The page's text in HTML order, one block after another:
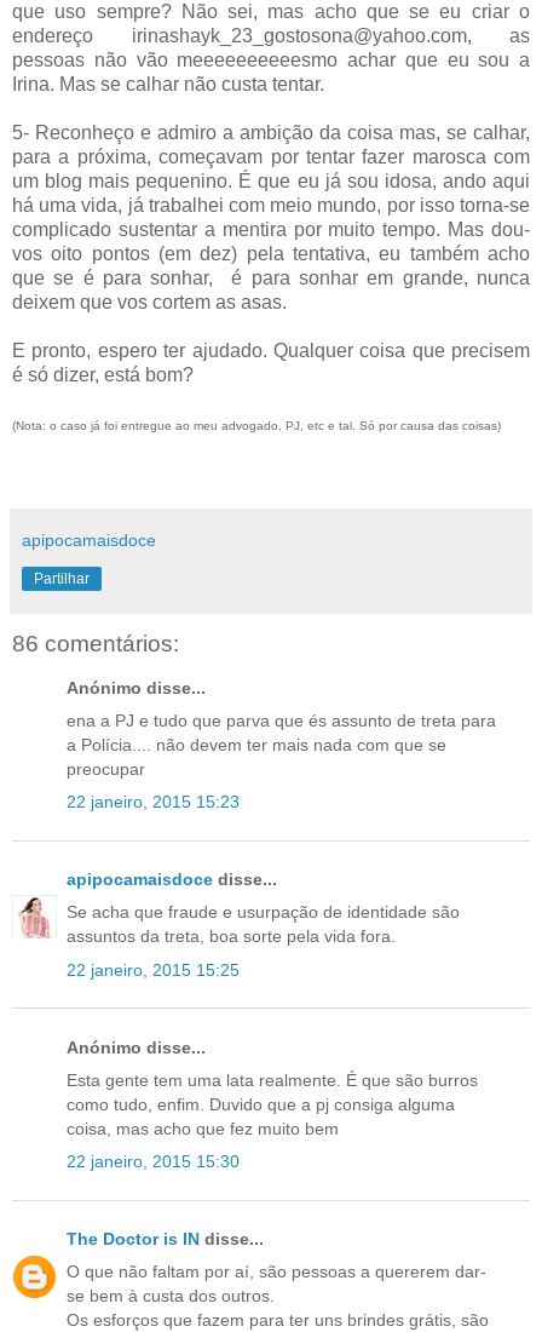
que uso sempre? Não sei, mas acho que se eu criar o
endereço irinashayk_23_gostosona@yahoo.com, as
pessoas não vão meeeeeeeeeesmo achar que eu sou a
Irina. Mas se calhar não custa tentar.
5- Reconheço e admiro a ambição da coisa mas, se calhar,
para a próxima, começavam por tentar fazer marosca com
um blog mais pequenino. É que eu já sou idosa, ando aqui
há uma vida, já trabalhei com meio mundo, por isso torna-se
complicado sustentar a mentira por muito tempo. Mas dou-
vos oito pontos (em dez) pela tentativa, eu também acho
que se é para sonhar, é para sonhar em grande, nunca
deixem que vos cortem as asas.
E pronto, espero ter ajudado. Qualquer coisa que precisem
é só dizer, está bom?
(Nota: o caso já foi entregue ao meu advogado, PJ, etc e tal. Só por causa das coisas)
apipocamaisdoce
Partilhar
86 comentários:
Anónimo disse...
ena a PJ e tudo que parva que és assunto de treta para
a Polícia.... não devem ter mais nada com que se
preocupar
22 janeiro, 2015 15:23
apipocamaisdoce disse...
Se acha que fraude e usurpação de identidade são
assuntos da treta, boa sorte pela vida fora.
22 janeiro, 2015 15:25
Anónimo disse...
Esta gente tem uma lata realmente. É que são burros
como tudo, enfim. Duvido que a pj consiga alguma
coisa, mas acho que fez muito bem
22 janeiro, 2015 15:30
The Doctor is IN disse...
O que não faltam por aí, são pessoas a quererem dar-
se bem à custa dos outros.
Os esforços que fazem para ter uns brindes grátis, são